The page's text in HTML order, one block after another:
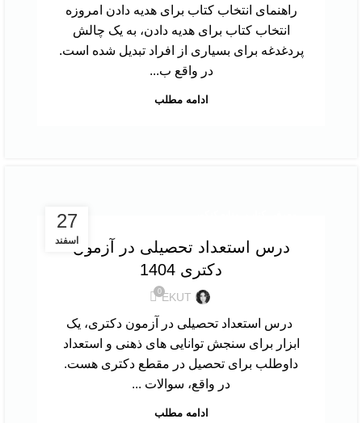
راهنمای انتخاب کتاب برای هدیه دادن امروزه
انتخاب کتاب برای هدیه دادن، به یک چالش
پردغدغه برای بسیاری از افراد تبدیل شده است.
در واقع ب...
ادامه مطلب
27
اسفنددرس استعداد تحصیلی در آزمون
دکتری 1404
EKUT
0
درس استعداد تحصیلی در آزمون دکتری، یک
ابزار برای سنجش توانایی های ذهنی و استعداد
داوطلب برای تحصیل در مقطع دکتری هست.
در واقع، سوالات ...
ادامه مطلب